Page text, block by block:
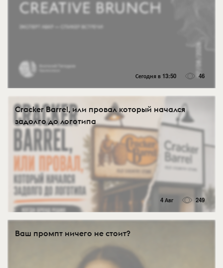
Сегодня в 13:50 46
Cracker Barrel, или провал который начался
задолго до логотипа
4 Авг 249
Ваш промпт ничего не стоит?